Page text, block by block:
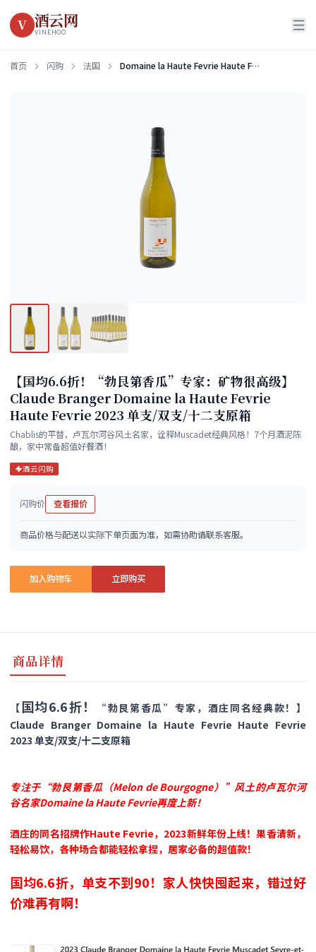
V 酒云网
VINEHOO
首页 闪购 法国 Domaine la Haute Fevrie Haute Fevrie
【国均6.6折！“勃艮第香瓜”专家：矿物很高级】
Claude Branger Domaine la Haute Fevrie
Haute Fevrie 2023 单支/双支/十二支原箱
Chablis的平替，卢瓦尔河谷风土名家，诠释Muscadet经典风格！7个月酒泥陈
酿，家中常备超值好餐酒！
酒云闪购
闪购价 查看报价
商品价格与配送以实际下单页面为准，如需协助请联系客服。
加入购物车 立即购买
商品详情
【国均6.6折！
“勃艮第香瓜”专家，酒庄同名经典款！】
Claude Branger Domaine la Haute Fevrie Haute Fevrie
2023 单支/双支/十二支原箱
专注于“勃艮第香瓜（Melon de Bourgogne）”风土的卢瓦尔河
谷名家Domaine la Haute Fevrie再度上新！
酒庄的同名招牌作Haute Fevrie，2023新鲜年份上线！果香清新，
轻松易饮，各种场合都能轻松拿捏，居家必备的超值款！
国均6.6折，单支不到90！家人快快囤起来，错过好
价难再有啊！